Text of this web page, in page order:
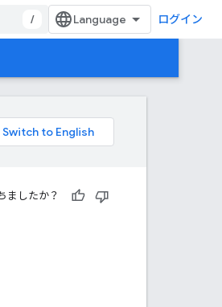
/ ログイン
ましたか？